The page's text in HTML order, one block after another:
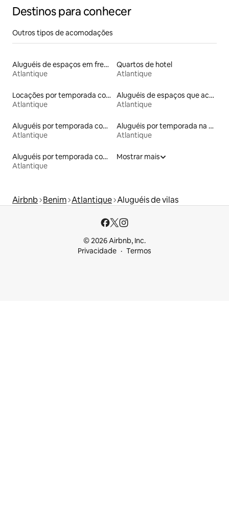
Destinos para conhecer
Outros tipos de acomodações
Aluguéis de espaços em frente à praia
Atlantique
Quartos de hotel
Atlantique
Locações por temporada com piscina
Atlantique
Aluguéis de espaços que aceitam animais de estimação
Atlantique
Aluguéis por temporada com café da manhã
Atlantique
Aluguéis por temporada na orla
Atlantique
Aluguéis por temporada com banheira de hidromassagem
Atlantique
Mostrar mais
Airbnb Benim Atlantique Aluguéis de vilas
© 2026 Airbnb, Inc.
Privacidade
Termos